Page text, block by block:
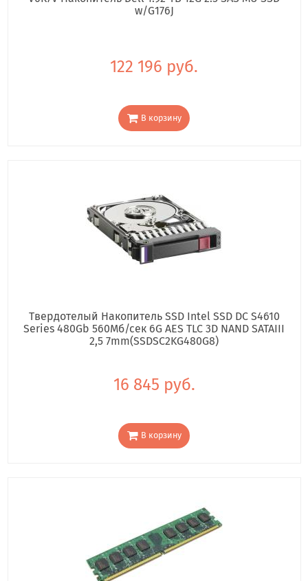
w/G176J
122 196 руб.
В корзину
Твердотелый Накопитель SSD Intel SSD DC S4610
Series 480Gb 560Мб/сек 6G AES TLC 3D NAND SATAIII
2,5 7mm(SSDSC2KG480G8)
16 845 руб.
В корзину